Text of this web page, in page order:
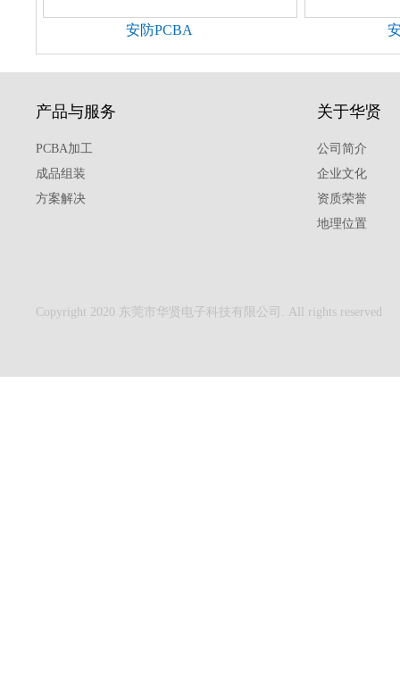
安防PCBA
产品与服务
PCBA加工
成品组装
方案解决
关于华贤
公司简介
企业文化
资质荣誉
地理位置
Copyright 2020 东莞市华贤电子科技有限公司. All rights reserved